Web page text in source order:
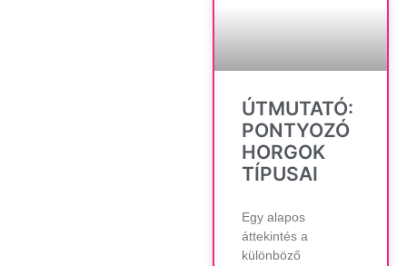
ÚTMUTATÓ:
PONTYOZÓ
HORGOK
TÍPUSAI
Egy alapos
áttekintés a
különböző